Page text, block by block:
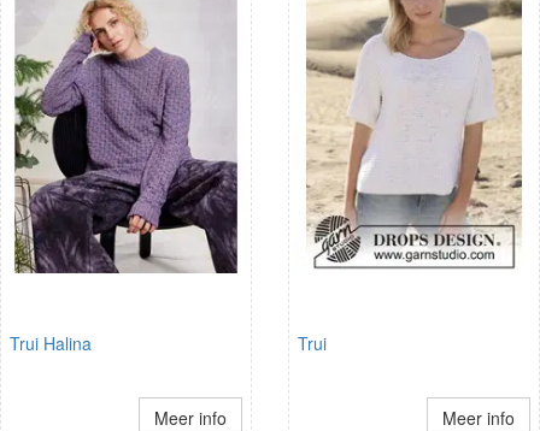
Trui Halina
Meer info
Trui
Meer info